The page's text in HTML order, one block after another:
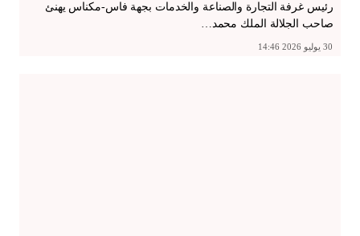
رئيس غرفة التجارة والصناعة والخدمات بجهة فاس-مكناس يهنئ
صاحب الجلالة الملك محمد…
30 يوليو 2026 14:46